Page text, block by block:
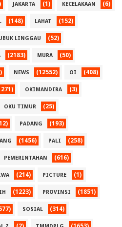
JAKARTA (1) KECELAKAAN (6)
(148) LAHAT (152)
LINGGAU (52)
(2183) MURA (50)
NEWS (12552) OI (408)
OKIMANDIRA (3)
OKU TIMUR (25)
PADANG (193)
(1456) PALI (258)
PEMERINTAHAN (616)
(214) PICTURE (1)
(1223) PROVINSI (1851)
SOSIAL (314)